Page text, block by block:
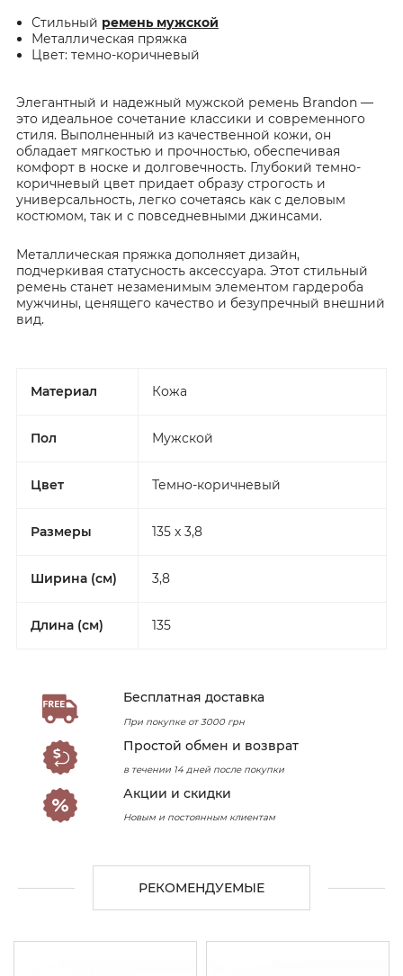
Стильный ремень мужской
Металлическая пряжка
Цвет: темно-коричневый
Элегантный и надежный мужской ремень Brandon —
это идеальное сочетание классики и современного
стиля. Выполненный из качественной кожи, он
обладает мягкостью и прочностью, обеспечивая
комфорт в носке и долговечность. Глубокий темно-
коричневый цвет придает образу строгость и
универсальность, легко сочетаясь как с деловым
костюмом, так и с повседневными джинсами.
Металлическая пряжка дополняет дизайн,
подчеркивая статусность аксессуара. Этот стильный
ремень станет незаменимым элементом гардероба
мужчины, ценящего качество и безупречный внешний
вид.
Материал Кожа
Пол Мужской
Цвет Темно-коричневый
Размеры 135 x 3,8
Ширина (см) 3,8
Длина (см) 135
Бесплатная доставка
При покупке от 3000 грн
Простой обмен и возврат
в течении 14 дней после покупки
Акции и скидки
Новым и постоянным клиентам
РЕКОМЕНДУЕМЫЕ